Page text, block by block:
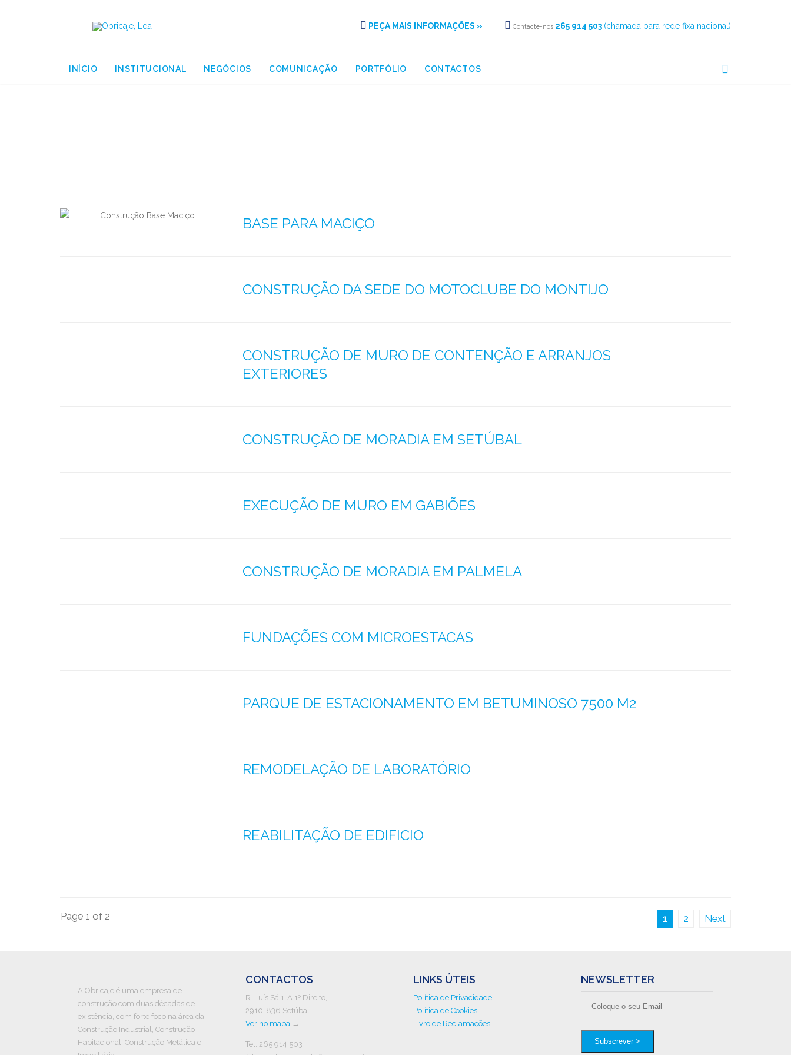
 PEÇA MAIS INFORMAÇÕES »  Contacte-nos 265 914 503 (chamada para rede fixa nacional)
to
INÍCIO INSTITUCIONAL NEGÓCIOS COMUNICAÇÃO PORTFÓLIO CONTACTOS 
BASE PARA MACIÇO
CONSTRUÇÃO DA SEDE DO MOTOCLUBE DO MONTIJO
CONSTRUÇÃO DE MURO DE CONTENÇÃO E ARRANJOS
EXTERIORES
CONSTRUÇÃO DE MORADIA EM SETÚBAL
EXECUÇÃO DE MURO EM GABIÕES
CONSTRUÇÃO DE MORADIA EM PALMELA
FUNDAÇÕES COM MICROESTACAS
PARQUE DE ESTACIONAMENTO EM BETUMINOSO 7500 M2
REMODELAÇÃO DE LABORATÓRIO
REABILITAÇÃO DE EDIFICIO
Page 1 of 2 1 2 Next
A Obricaje é uma empresa de
construção com duas décadas de
existência, com forte foco na área da
Construção Industrial, Construção
Habitacional, Construção Metálica e
CONTACTOS
R. Luís Sá 1-A 1º Direito,
2910-836 Setúbal
Ver no mapa →
Tel: 265 914 503
LINKS ÚTEIS
Política de Privacidade
Política de Cookies
Livro de Reclamações
NEWSLETTER